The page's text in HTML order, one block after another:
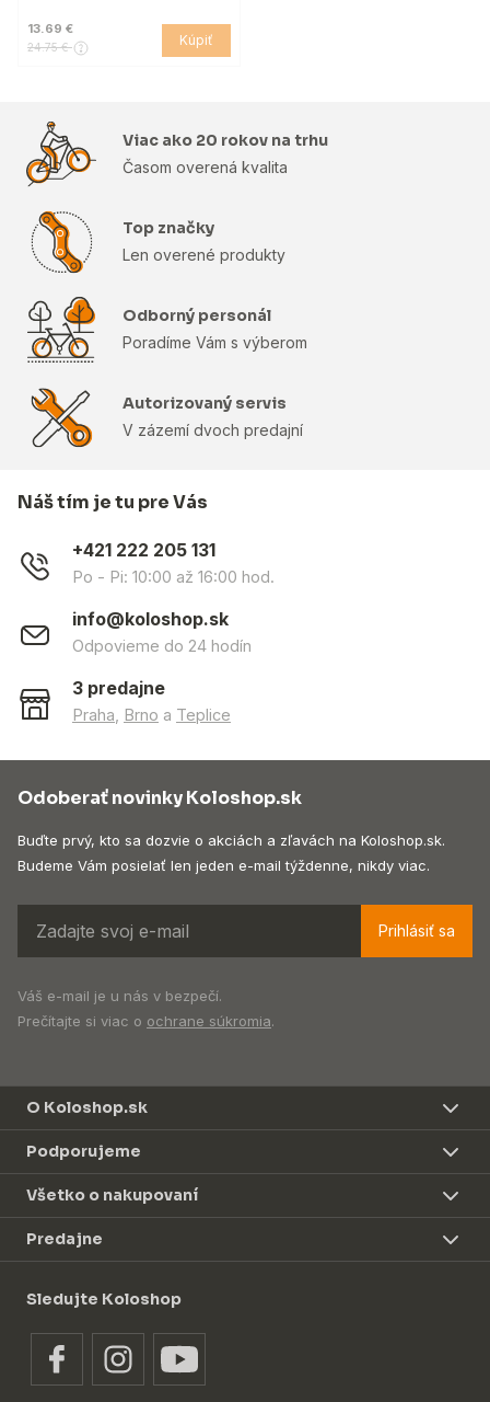
13.69 €
24.75 € Kúpiť
Viac ako 20 rokov na trhu
Časom overená kvalita
Top značky
Len overené produkty
Odborný personál
Poradíme Vám s výberom
Autorizovaný servis
V zázemí dvoch predajní
Náš tím je tu pre Vás
+421 222 205 131
Po - Pi: 10:00 až 16:00 hod.
info@koloshop.sk
Odpovieme do 24 hodín
3 predajne
Praha Brno a Teplice
Odoberať novinky Koloshop.sk
Buďte prvý, kto sa dozvie o akciách a zľavách na Koloshop.sk.
Budeme Vám posielať len jeden e-mail týždenne, nikdy viac.
Prihlásiť sa
Váš e-mail je u nás v bezpečí.
Prečítajte si viac o ochrane súkromia.
O Koloshop.sk
Podporujeme
Všetko o nakupovaní
Predajne
Sledujte Koloshop